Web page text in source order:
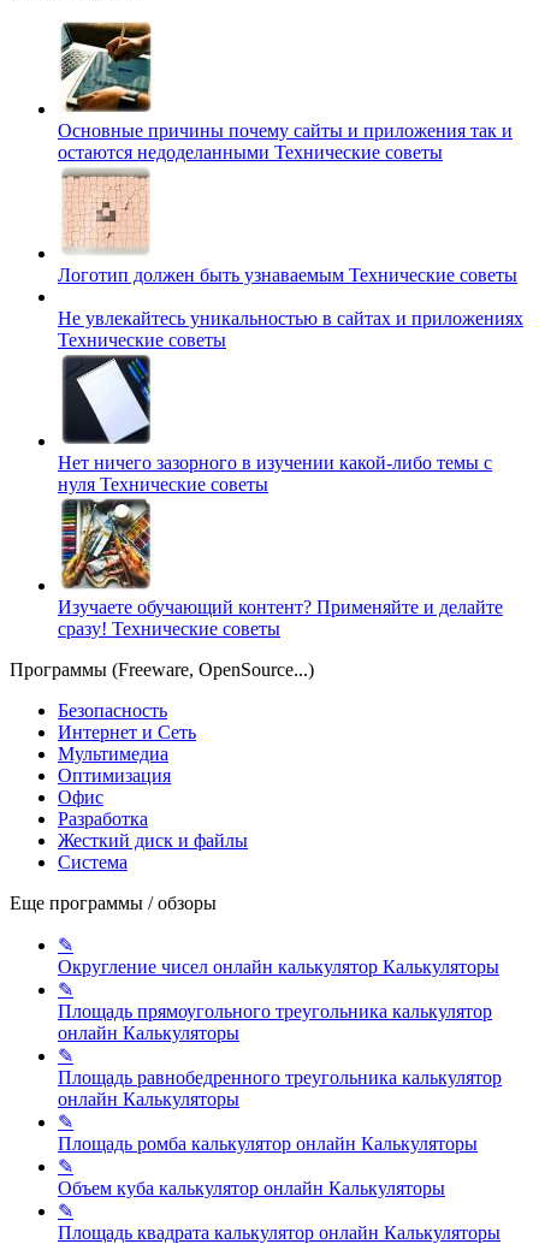
Основные причины почему сайты и приложения так и
остаются недоделанными Технические советы
Логотип должен быть узнаваемым Технические советы
Не увлекайтесь уникальностью в сайтах и приложениях
Технические советы
Нет ничего зазорного в изучении какой-либо темы с
нуля Технические советы
Изучаете обучающий контент? Применяйте и делайте
сразу! Технические советы
Программы (Freeware, OpenSource...)
Безопасность
Интернет и Сеть
Мультимедиа
Оптимизация
Офис
Разработка
Жесткий диск и файлы
Система
Еще программы / обзоры
✎
Округление чисел онлайн калькулятор Калькуляторы
✎
Площадь прямоугольного треугольника калькулятор
онлайн Калькуляторы
✎
Площадь равнобедренного треугольника калькулятор
онлайн Калькуляторы
✎
Площадь ромба калькулятор онлайн Калькуляторы
✎
Объем куба калькулятор онлайн Калькуляторы
✎
Площадь квадрата калькулятор онлайн Калькуляторы